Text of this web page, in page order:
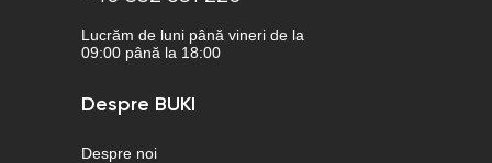
Lucrăm de luni până vineri de la
09:00 până la 18:00
Despre BUKI
Despre noi